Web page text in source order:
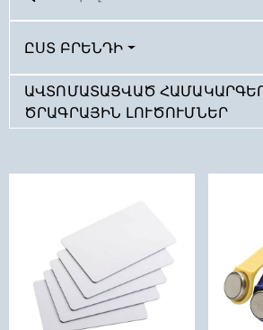
ԸՍՏ ԲՐԵՆԴԻ
ԱՎՏՈՄԱՏԱՑՎԱԾ ՀԱՄԱԿԱՐԳԵՐ
ՐԱԳՐԱՅԻՆ ԼՈՒԾՈՒՄՆԵՐ